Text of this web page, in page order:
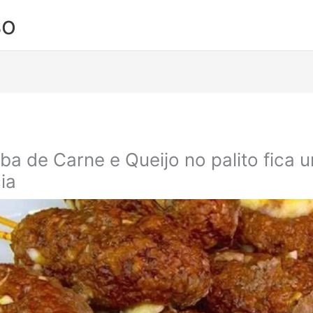
de Carne e Queijo no palito fica